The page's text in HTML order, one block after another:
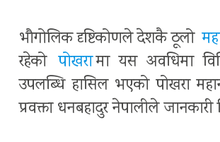
भौगोलिक दृष्टिकोणले देशकै ठूलो
रहेको पोखरामा यस अवधिमा
उपलब्धि हासिल भएको पोखरा
प्रवक्ता धनबहादुर नेपालीले जानकारी